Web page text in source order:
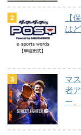
【
は
マ
者
ー